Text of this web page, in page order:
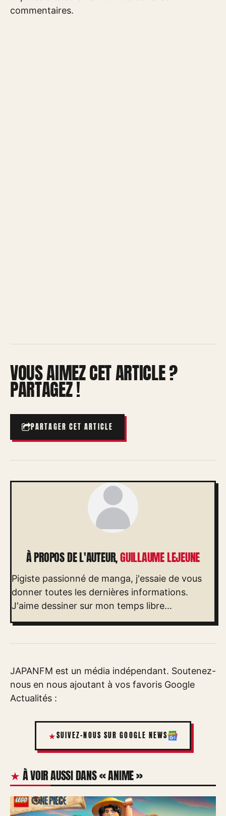
commentaires.
VOUS AIMEZ CET ARTICLE ?
PARTAGEZ !
PARTAGER CET ARTICLE
À PROPOS DE L'AUTEUR,GUILLAUME LEJEUNE
Pigiste passionné de manga, j'essaie de vous
donner toutes les dernières informations.
J'aime dessiner sur mon temps libre...
JAPANFM est un média indépendant. Soutenez-
nous en nous ajoutant à vos favoris Google
Actualités :
SUIVEZ-NOUS SUR GOOGLE NEWS
À VOIR AUSSI DANS « ANIME »